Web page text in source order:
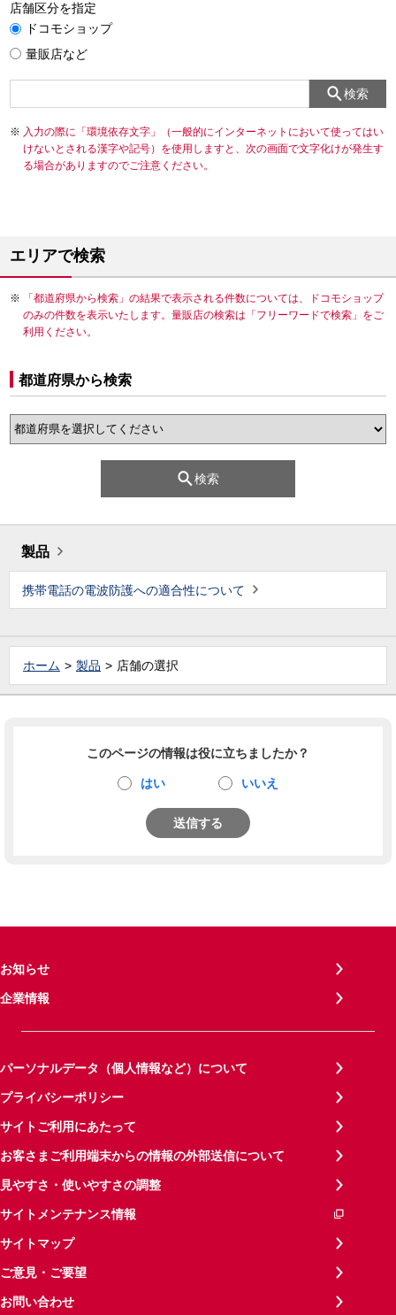
店舗区分を指定
ドコモショップ
量販店など
検索
入力の際に「環境依存文字」（一般的にインターネットにおいて使ってはい
けないとされる漢字や記号）を使用しますと、次の画面で文字化けが発生す
る場合がありますのでご注意ください。
エリアで検索
「都道府県から検索」の結果で表示される件数については、ドコモショップ
のみの件数を表示いたします。量販店の検索は「フリーワードで検索」をご
利用ください。
都道府県から検索
検索
製品
携帯電話の電波防護への適合性について
ホーム 製品 店舗の選択
このページの情報は役に立ちましたか？
はい いいえ
送信する
お知らせ
企業情報
パーソナルデータ（個人情報など）について
プライバシーポリシー
サイトご利用にあたって
お客さまご利用端末からの情報の外部送信について
見やすさ・使いやすさの調整
サイトメンテナンス情報
サイトマップ
ご意見・ご要望
お問い合わせ